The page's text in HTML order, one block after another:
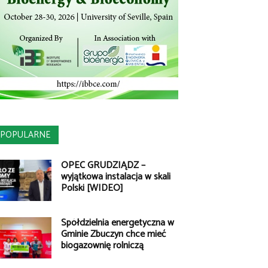
POPULARNE
OPEC GRUDZIĄDZ –
wyjątkowa instalacja w skali
Polski [WIDEO]
Spółdzielnia energetyczna w
Gminie Zbuczyn chce mieć
biogazownię rolniczą